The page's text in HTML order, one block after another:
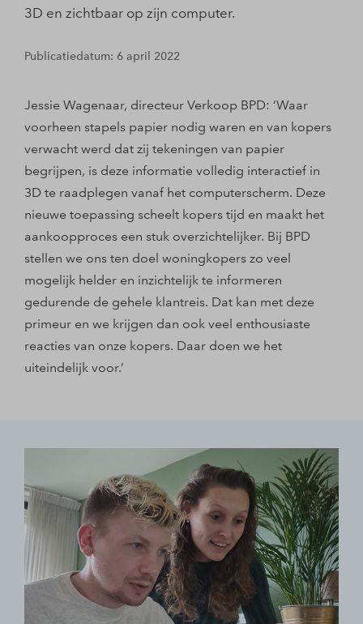
3D en zichtbaar op zijn computer.
Publicatiedatum: 6 april 2022
Jessie Wagenaar, directeur Verkoop BPD: ‘Waar
voorheen stapels papier nodig waren en van kopers
verwacht werd dat zij tekeningen van papier
begrijpen, is deze informatie volledig interactief in
3D te raadplegen vanaf het computerscherm. Deze
nieuwe toepassing scheelt kopers tijd en maakt het
aankoopproces een stuk overzichtelijker. Bij BPD
stellen we ons ten doel woningkopers zo veel
mogelijk helder en inzichtelijk te informeren
gedurende de gehele klantreis. Dat kan met deze
primeur en we krijgen dan ook veel enthousiaste
reacties van onze kopers. Daar doen we het
uiteindelijk voor.’